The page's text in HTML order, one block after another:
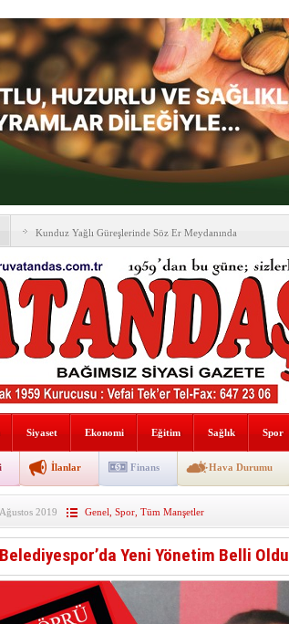
Kunduz Yağlı Güreşlerinde Söz Er Meydanında
Ankara & Vezirköprü Platformu’ndan Vezirköprü
Kaymakamına ‘hayırlı olsun’ ziyareti
KAYBETTİKLERİMİZ
NÖBETÇİ ECZANELER
PTT Taşerona Geçiyor
Erhan Parlar vefat etti
BANA GÖRE
Vezirköprü CHP’de istifa depremi yaşandı!
Siyaset Ekonomi Eğitim Sağlık Spor
İlanlar Finans Hava Durumu
2019 Genel Spor, Tüm Manşetler
Yeni Yönetim Belli Oldu